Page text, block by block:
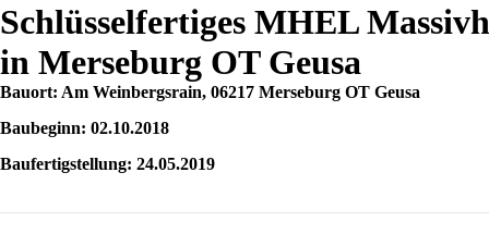
Schlüsselfertiges MHEL
in Merseburg OT Geusa
Bauort: Am Weinbergsrain, 06217 Merseburg OT Geusa
Baubeginn: 02.10.2018
Baufertigstellung: 24.05.2019